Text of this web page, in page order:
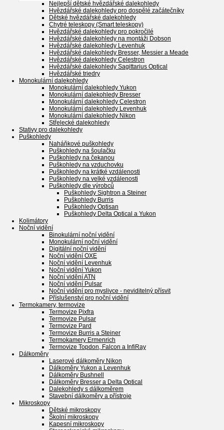
Nejlepší dětské hvězdářské dalekohledy
Hvězdářské dalekohledy pro dospělé začátečníky
Dětské hvězdářské dalekohledy
Chytré teleskopy (Smart teleskopy)
Hvězdářské dalekohledy pro pokročilé
Hvězdářské dalekohledy na montáži Dobson
Hvězdářské dalekohledy Levenhuk
Hvězdářské dalekohledy Bresser, Messier a Meade
Hvězdářské dalekohledy Celestron
Hvězdářské dalekohledy Sagittarius Optical
Hvězdářské triedry
Monokulární dalekohledy
Monokulární dalekohledy Yukon
Monokulární dalekohledy Bresser
Monokulární dalekohledy Celestron
Monokulární dalekohledy Levenhuk
Monokulární dalekohledy Nikon
Střelecké dalekohledy
Stativy pro dalekohledy
Puškohledy
Naháňkové puškohledy
Puškohledy na šoulačku
Puškohledy na čekanou
Puškohledy na vzduchovku
Puškohledy na krátké vzdálenosti
Puškohledy na velké vzdálenosti
Puškohledy dle výrobců
Puškohledy Sightron a Steiner
Puškohledy Burris
Puškohledy Optisan
Puškohledy Delta Optical a Yukon
Kolimátory
Noční vidění
Binokulární noční vidění
Monokulární noční vidění
Digitální noční vidění
Noční vidění OXE
Noční vidění Levenhuk
Noční vidění Yukon
Noční vidění ATN
Noční vidění Pulsar
Noční vidění pro myslivce - neviditelný přísvit
Příslušenství pro noční vidění
Termokamery, termovize
Termovize Pixfra
Termovize Pulsar
Termovize Pard
Termovize Burris a Steiner
Termokamery Ermenrich
Termovize Topdon, Falcon a InfiRay
Dálkoměry
Laserové dálkoměry Nikon
Dálkoměry Yukon a Levenhuk
Dálkoměry Bushnell
Dálkoměry Bresser a Delta Optical
Dalekohledy s dálkoměrem
Stavební dálkoměry a přístroje
Mikroskopy
Dětské mikroskopy
Školní mikroskopy
Kapesní mikroskopy